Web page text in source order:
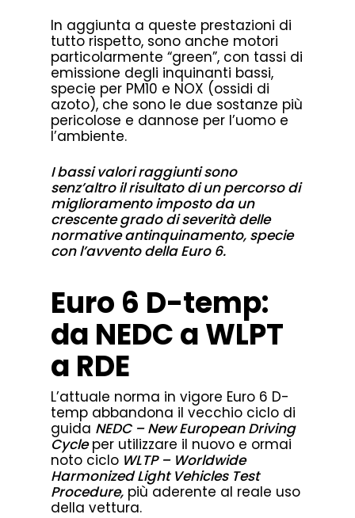
In aggiunta a queste prestazioni di
tutto rispetto, sono anche motori
particolarmente “green”, con tassi di
emissione degli inquinanti bassi,
specie per PM10 e NOX (ossidi di
azoto), che sono le due sostanze più
pericolose e dannose per l’uomo e
l’ambiente.
I bassi valori raggiunti sono
senz’altro il risultato di un percorso di
miglioramento imposto da un
crescente grado di severità delle
normative antinquinamento, specie
con l’avvento della Euro 6.
Euro 6 D-temp:
da NEDC a WLPT
a RDE
L’attuale norma in vigore Euro 6 D-
temp abbandona il vecchio ciclo di
guida NEDC – New European Driving
Cycleper utilizzare il nuovo e ormai
noto ciclo WLTP – Worldwide
Harmonized Light Vehicles Test
Procedure, più aderente al reale uso
della vettura.